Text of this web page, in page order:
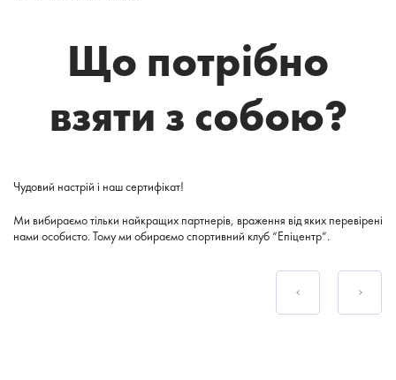
Що потрібно
взяти з собою?
Чудовий настрій і наш сертифікат!
Ми вибираємо тільки найкращих партнерів, враження від яких перевірені
нами особисто. Тому ми обираємо спортивний клуб “Епіцентр”.